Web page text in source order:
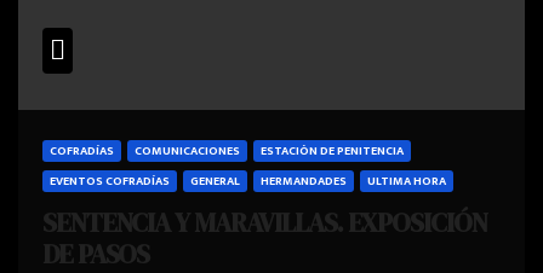
COFRADÍAS COMUNICACIONES
ESTACIÓN DE PENITENCIA
EVENTOS COFRADÍAS
GENERAL HERMANDADES ULTIMA HORA
SENTENCIA Y MARAVILLAS. EXPOSICIÓN
DE PASOS